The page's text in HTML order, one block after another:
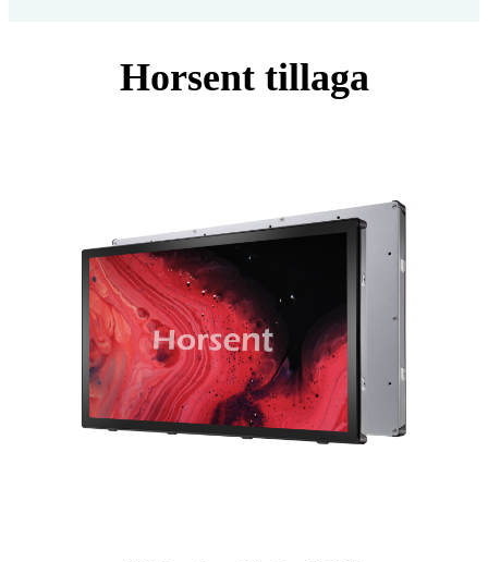
Horsent tillaga